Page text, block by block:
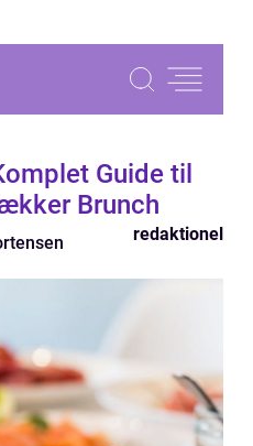
Guide til
Brunch
redaktionel